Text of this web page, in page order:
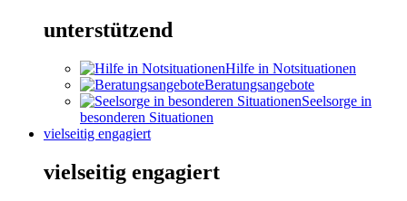
unterstützend
Hilfe in Notsituationen
Beratungsangebote
Seelsorge in
besonderen Situationen
vielseitig engagiert
vielseitig engagiert